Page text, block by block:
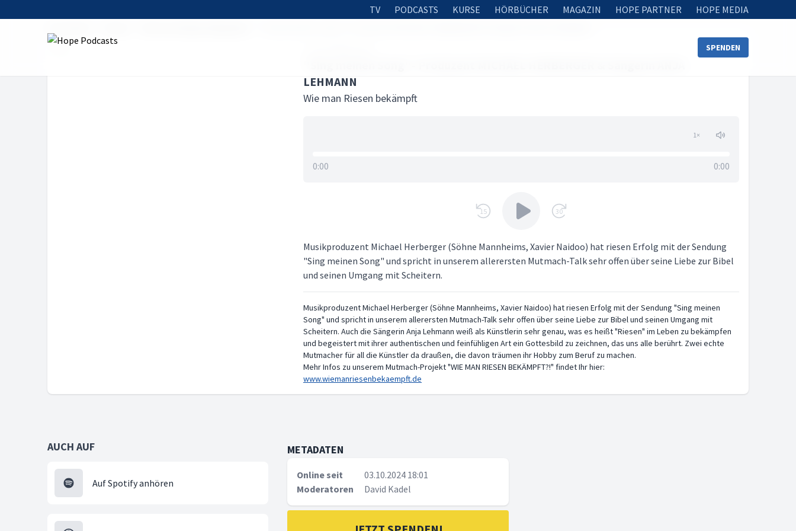
TV PODCASTS KURSE HÖRBÜCHER MAGAZIN HOPE PARTNER HOPE MEDIA
SPENDEN
LEHMANN
Wie man Riesen bekämpft
1×
0:00 0:00
15 30
Musikproduzent Michael Herberger (Söhne Mannheims, Xavier Naidoo) hat riesen Erfolg mit der Sendung
"Sing meinen Song" und spricht in unserem allerersten Mutmach-Talk sehr offen über seine Liebe zur Bibel
und seinen Umgang mit Scheitern.
Musikproduzent Michael Herberger (Söhne Mannheims, Xavier Naidoo) hat riesen Erfolg mit der Sendung "Sing meinen
Song" und spricht in unserem allerersten Mutmach-Talk sehr offen über seine Liebe zur Bibel und seinen Umgang mit
Scheitern. Auch die Sängerin Anja Lehmann weiß als Künstlerin sehr genau, was es heißt "Riesen" im Leben zu bekämpfen
und begeistert mit ihrer authentischen und feinfühligen Art ein Gottesbild zu zeichnen, das uns alle berührt. Zwei echte
Mutmacher für all die Künstler da draußen, die davon träumen ihr Hobby zum Beruf zu machen.
Mehr Infos zu unserem Mutmach-Projekt "WIE MAN RIESEN BEKÄMPFT?!" findet Ihr hier:
www.wiemanriesenbekaempft.de
AUCH AUF
Auf Spotify anhören
METADATEN
Online seit
03.10.2024 18:01
Moderatoren
David Kadel